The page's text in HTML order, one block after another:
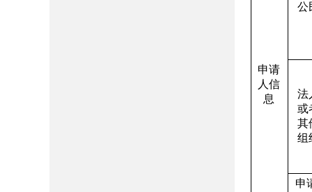
申请
人信
息
公
法
或
其
组
申